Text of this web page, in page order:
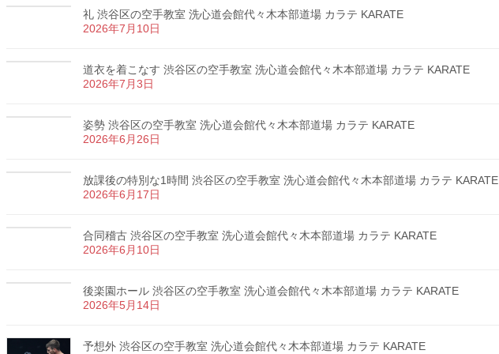
礼 渋谷区の空手教室 洗心道会館代々木本部道場 カラテ KARATE
2026年7月10日
道衣を着こなす 渋谷区の空手教室 洗心道会館代々木本部道場 カラテ KARATE
2026年7月3日
姿勢 渋谷区の空手教室 洗心道会館代々木本部道場 カラテ KARATE
2026年6月26日
放課後の特別な1時間 渋谷区の空手教室 洗心道会館代々木本部道場 カラテ KARATE
2026年6月17日
合同稽古 渋谷区の空手教室 洗心道会館代々木本部道場 カラテ KARATE
2026年6月10日
後楽園ホール 渋谷区の空手教室 洗心道会館代々木本部道場 カラテ KARATE
2026年5月14日
予想外 渋谷区の空手教室 洗心道会館代々木本部道場 カラテ KARATE